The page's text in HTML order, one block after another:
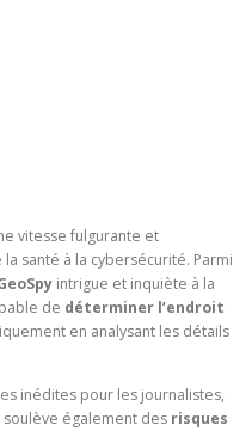
vitesse fulgurante et
santé à la cybersécurité. Parmi
intrigue et inquiète à la
de déterminer l’endroit
en analysant les détails
inédites pour les journalistes,
également des risques